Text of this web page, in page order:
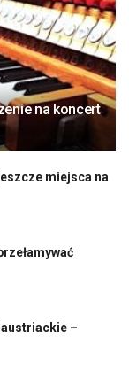
na koncert
miejsca na
–